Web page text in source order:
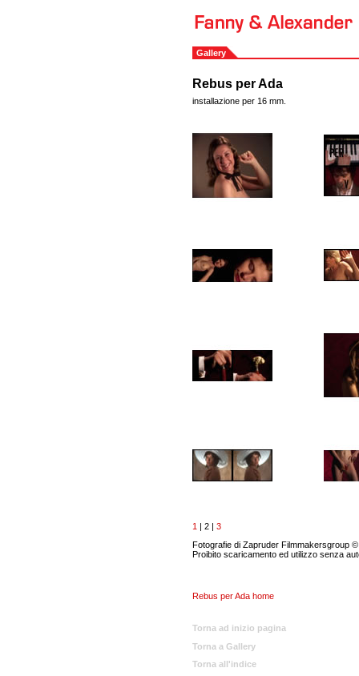
Gallery
Rebus per Ada
installazione per 16 mm.
1 | 2 | 3
Fotografie di Zapruder Filmmakersgroup
Proibito scaricamento ed utilizzo senza
Rebus per Ada home
Torna ad inizio pagina
Torna a Gallery
Torna all'indice